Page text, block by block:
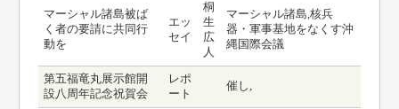
マーシャル諸島被ば
く者の要請に共同行
動を
エッ
セイ
桐
生
広
人
マーシャル諸島,核兵
器・軍事基地をなくす沖
縄国際会議
第五福竜丸展示館開
設八周年記念祝賀会
レポ
ート
催し,